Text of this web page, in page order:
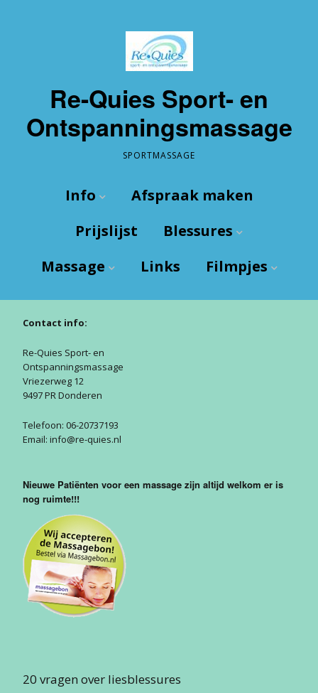
Re-Quies Sport- en
Ontspanningsmassage
SPORTMASSAGE
Info
Wie ben ik?
De Praktijk
Route
Nieuwsbrief
Gastenboek
Afspraak maken
Prijslijst
Blessures
Wat zijn blessures
Enkel
Massage
Sport
Links Filmpjes
Enkel tapen
Contact info:
Re-Quies Sport- en
Ontspanningsmassage
Vriezerweg 12
9497 PR Donderen
Telefoon: 06-20737193
Email: info@re-quies.nl
Nieuwe Patiënten voor een massage zijn altijd welkom er is
nog ruimte!!!
20 vragen over liesblessures